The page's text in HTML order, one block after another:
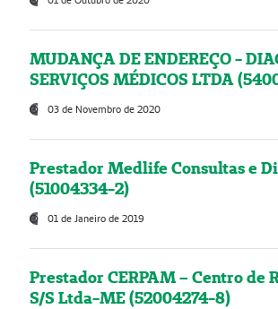
MUDANÇA DE ENDEREÇO -
SERVIÇOS MÉDICOS LTDA
03 de Novembro de 2020
Prestador Medlife Consultas e
(51004334-2)
01 de Janeiro de 2019
Prestador CERPAM – Centro de
S/S Ltda-ME (52004274-8)